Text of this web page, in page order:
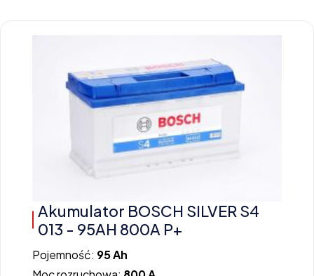
Akumulator BOSCH SILVER S4
013 - 95AH 800A P+
Pojemność: 95 Ah